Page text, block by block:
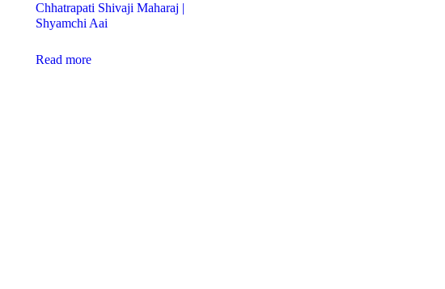
Chhatrapati Shivaji Maharaj |
Shyamchi Aai
Read more